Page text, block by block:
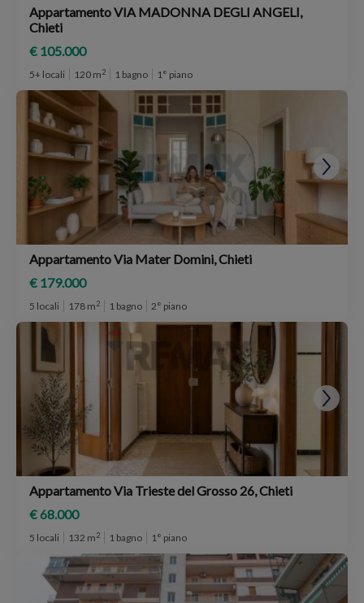
Appartamento VIA MADONNA DEGLI ANGELI,
Chieti
€ 105.000
5+ locali 120 m2 1 bagno 1° piano
Appartamento Via Mater Domini, Chieti
€ 179.000
5 locali 178 m2 1 bagno 2° piano
Appartamento Via Trieste del Grosso 26, Chieti
€ 68.000
5 locali 132 m2 1 bagno 1° piano